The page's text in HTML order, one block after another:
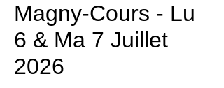
Magny-Cours - Lu
6 & Ma 7 Juillet
2026